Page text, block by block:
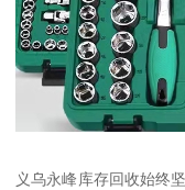
义乌永峰库存回收始终